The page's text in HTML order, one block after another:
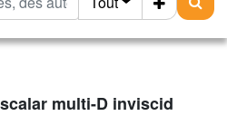
multi-D inviscid